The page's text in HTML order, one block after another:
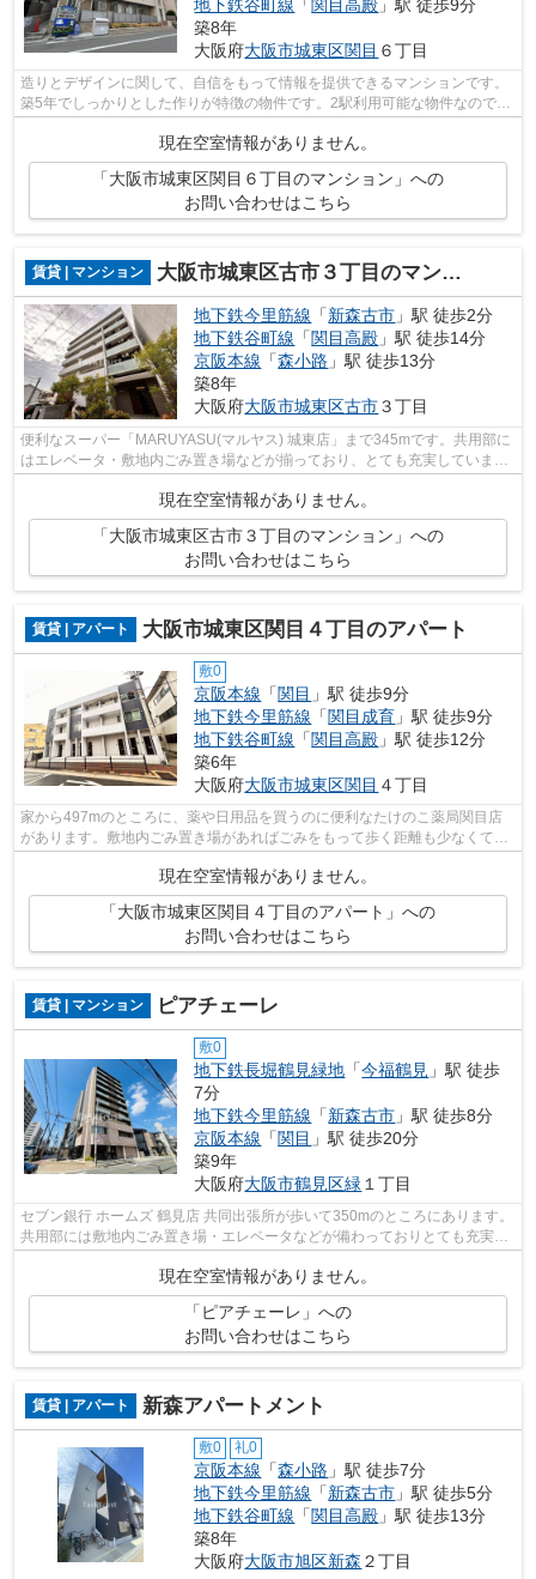
地下鉄谷町線 「 関目高殿 」駅 徒歩9分
築8年
大阪府大阪市城東区関目 ６丁目
造りとデザインに関して、自信をもって情報を提供できるマンションです。
築5年でしっかりとした作りが特徴の物件です。2駅利用可能な物件なので、
現在空室情報がありません。
「大阪市城東区関目６丁目のマンション」への
お問い合わせはこちら
賃貸 | マンション 大阪市城東区古市３丁目のマンション
地下鉄今里筋線 「新森古市 」駅 徒歩2分
地下鉄谷町線 「関目高殿 」駅 徒歩14分
京阪本線 「森小路 」駅 徒歩13分
築8年
大阪府大阪市城東区古市３丁目
便利なスーパー「MARUYASU(マルヤス) 城東店」まで345mです。共用部に
はエレベータ・敷地内ごみ置き場などが揃っており、とても充実していま
現在空室情報がありません。
「大阪市城東区古市３丁目のマンション」への
お問い合わせはこちら
賃貸 | アパート 大阪市城東区関目４丁目のアパート
敷0
京阪本線 「関目 」駅 徒歩9分
地下鉄今里筋線 「関目成育 」駅 徒歩9分
地下鉄谷町線 「関目高殿 」駅 徒歩12分
築6年
大阪府大阪市城東区関目 ４丁目
家から497mのところに、薬や日用品を買うのに便利なたけのこ薬局関目店
があります。敷地内ごみ置き場があればごみをもって歩く距離も少なくてす
みます。こちらの物件はアパートです。...
現在空室情報がありません。
「大阪市城東区関目４丁目のアパート」への
お問い合わせはこちら
賃貸 | マンション ピアチェーレ
敷0
地下鉄長堀鶴見緑地 「今福鶴見 」駅 徒歩
7分
地下鉄今里筋線 「新森古市 」駅 徒歩8分
京阪本線 「関目 」駅 徒歩20分
築9年
大阪府大阪市鶴見区緑 １丁目
セブン銀行 ホームズ 鶴見店 共同出張所が歩いて350mのところにあります。
共用部には敷地内ごみ置き場・エレベータなどが備わっておりとても充実し
現在空室情報がありません。
「ピアチェーレ」への
お問い合わせはこちら
賃貸 | アパート 新森アパートメント
敷0 礼0
京阪本線 「森小路 」駅 徒歩7分
地下鉄今里筋線 「新森古市 」駅 徒歩5分
地下鉄谷町線 「関目高殿 」駅 徒歩13分
築8年
大阪府大阪市旭区新森 ２丁目